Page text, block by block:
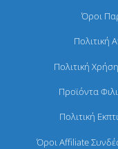
Όροι
Πολιτική
Πολιτική
Προϊόντα
Πολιτική
Όροι Affiliate